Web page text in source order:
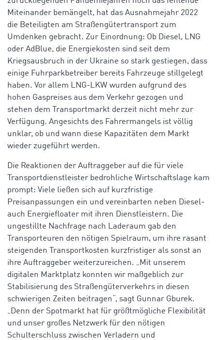
Miteinander bemängelt, hat das Ausnahmejahr 2022
die Beteiligten am Straßengütertransport zum
Umdenken gebracht. Zur Einordnung: Ob Diesel, LNG
oder AdBlue, die Energiekosten sind seit dem
Kriegsausbruch in der Ukraine so stark gestiegen, dass
einige Fuhrparkbetreiber bereits Fahrzeuge stillgelegt
haben. Vor allem LNG-LKW wurden aufgrund des
hohen Gaspreises aus dem Verkehr gezogen und
stehen dem Transportmarkt derzeit nicht mehr zur
Verfügung. Angesichts des Fahrermangels ist völlig
unklar, ob und wann diese Kapazitäten dem Markt
wieder zugeführt werden.
Die Reaktionen der Auftraggeber auf die für viele
Transportdienstleister bedrohliche Wirtschaftslage kam
prompt: Viele ließen sich auf kurzfristige
Preisanpassungen ein und vereinbarten neben Diesel-
auch Energiefloater mit ihren Dienstleistern. Die
ungestillte Nachfrage nach Laderaum gab den
Transporteuren den nötigen Spielraum, um ihre rasant
steigenden Transportkosten kurzfristiger als sonst an
ihre Auftraggeber weiterzureichen. „Mit unserem
digitalen Marktplatz konnten wir maßgeblich zur
Stabilisierung des Straßengüterverkehrs in diesen
schwierigen Zeiten beitragen“, sagt Gunnar Gburek.
„Denn der Spotmarkt hat für größtmögliche Flexibilität
und unser großes Netzwerk für den nötigen
Schulterschluss zwischen Verladern und